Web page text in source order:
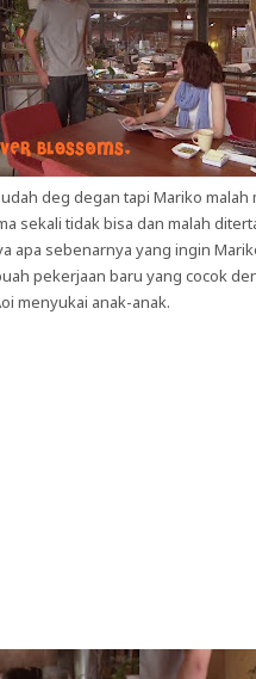
deg degan tapi Mariko
sekali tidak bisa dan malah
apa sebenarnya yang ingin
pekerjaan baru yang cocok
menyukai anak-anak.